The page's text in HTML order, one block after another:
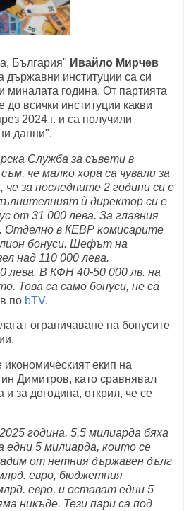
България" Ивайло Мирчев
институции са си
миналата година. От партията
всички институции какви
2024 г. и са получили
данни".
Служба за съвети в
че малко хора са чували за
за последните 2 години си е
ѝ директор си е
от 31 000 лева. За главния
Отделно в КЕВР комисарите
бонуси. Шефът на
над 110 000 лева.
лева. В КФН 40-50 000 лв. на
Това са само бонуси, не са
по bTV.
ограничаване на бонусите
екип на
Димитров, като сравнявал
и за догодина, открил, че се
година. 5.5 милиарда бяха
едни 5 милиарда, които се
от нетния държавен дълг
евро, бюджетния
евро, и остават едни 5
никъде. Тези пари са под